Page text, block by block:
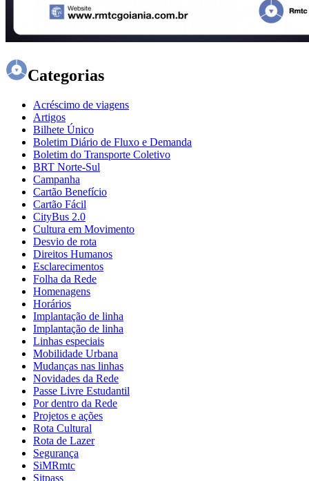
Categorias
Acréscimo de viagens
Artigos
Bilhete Único
Boletim Diário de Fluxo e Demanda
Boletim do Transporte Coletivo
BRT Norte-Sul
Campanha
Cartão Benefício
Cartão Fácil
CityBus 2.0
Cultura em Movimento
Desvio de rota
Direitos Humanos
Esclarecimentos
Folha da Rede
Homenagens
Horários
Implantação de linha
Implantação de linha
Linhas especiais
Mobilidade Urbana
Mudanças nas linhas
Novidades da Rede
Passe Livre Estudantil
Por dentro da Rede
Projetos e ações
Rota Cultural
Rota de Lazer
Segurança
SiMRmtc
Sitpass